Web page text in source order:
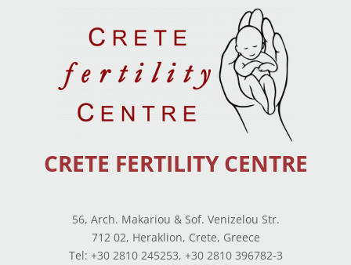
CRETE FERTILITY CENTRE
56, Arch. Makariou & Sof. Venizelou Str.
712 02, Heraklion, Crete, Greece
Tel: +30 2810 245253, +30 2810 396782-3